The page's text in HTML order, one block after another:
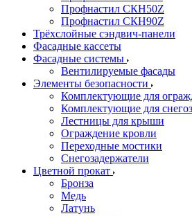
Профнастил СКН50Z
Профнастил СКН90Z
Трёхслойные сэндвич-панели
Фасадные кассеты
Фасадные системы
Вентилируемые фасады
Элементы безопасности
Комплектующие для
Комплектующие для
Лестницы для крыши
Ограждение кровли
Переходные мостики
Снегозадержатели
Цветной прокат
Бронза
Медь
Латунь